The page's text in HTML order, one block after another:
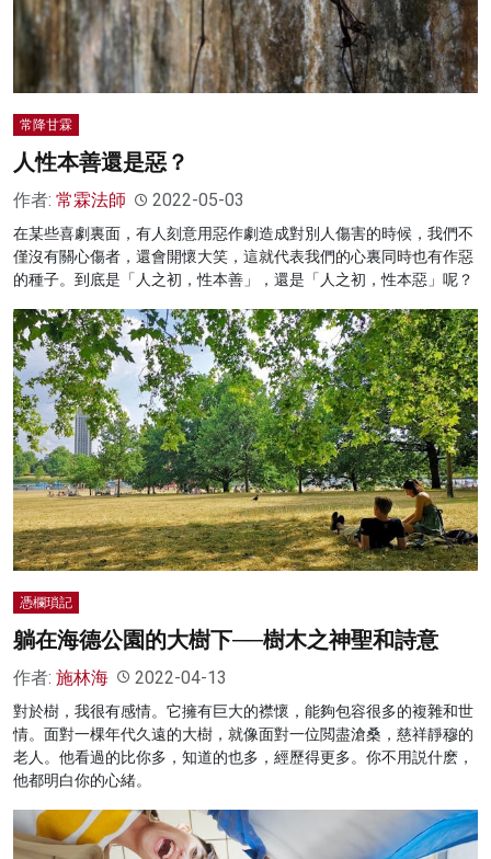
常降甘霖
人性本善還是惡？
作者: 常霖法師 2022-05-03
在某些喜劇裏面，有人刻意用惡作劇造成對別人傷害的時候，我們不
僅沒有關心傷者，還會開懷大笑，這就代表我們的心裏同時也有作惡
的種子。到底是「人之初，性本善」，還是「人之初，性本惡」呢？
憑欄瑣記
躺在海德公園的大樹下──樹木之神聖和詩意
作者: 施林海 2022-04-13
對於樹，我很有感情。它擁有巨大的襟懷，能夠包容很多的複雜和世
情。面對一棵年代久遠的大樹，就像面對一位閲盡滄桑，慈祥靜穆的
老人。他看過的比你多，知道的也多，經歷得更多。你不用説什麽，
他都明白你的心緒。